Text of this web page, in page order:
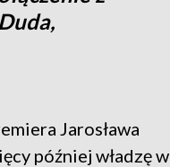
Jarosława
później władzę w